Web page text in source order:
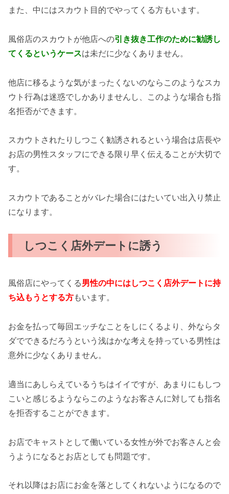
また、中にはスカウト目的でやってくる方もいます。
風俗店のスカウトが他店への引き抜き工作のために勧誘し
てくるというケースは未だに少なくありません。
他店に移るような気がまったくないのならこのようなスカ
ウト行為は迷惑でしかありませんし、このような場合も指
名拒否ができます。
スカウトされたりしつこく勧誘されるという場合は店長や
お店の男性スタッフにできる限り早く伝えることが大切で
す。
スカウトであることがバレた場合にはたいてい出入り禁止
になります。
しつこく店外デートに誘う
風俗店にやってくる男性の中にはしつこく店外デートに持
ち込もうとする方もいます。
お金を払って毎回エッチなことをしにくるより、外ならタ
ダでできるだろうという浅はかな考えを持っている男性は
意外に少なくありません。
適当にあしらえているうちはイイですが、あまりにもしつ
こいと感じるようならこのようなお客さんに対しても指名
を拒否することができます。
お店でキャストとして働いている女性が外でお客さんと会
うようになるとお店としても問題です。
それ以降はお店にお金を落としてくれないようになるので